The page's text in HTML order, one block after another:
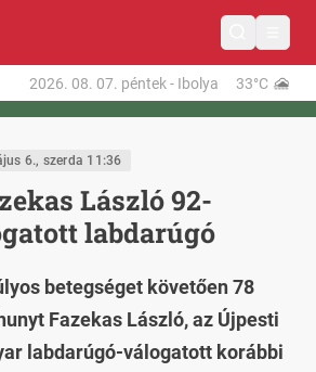
2026. 08. 07. péntek- Ibolya 33°C
6., szerda 11:36
László 92-
labdarúgó
betegséget követően 78
Fazekas László, az Újpesti
labdarúgó-válogatott korábbi